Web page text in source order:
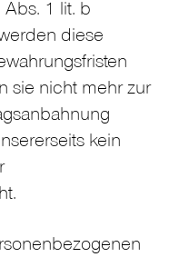
1 lit. b
diese
sie nicht mehr zur
kein